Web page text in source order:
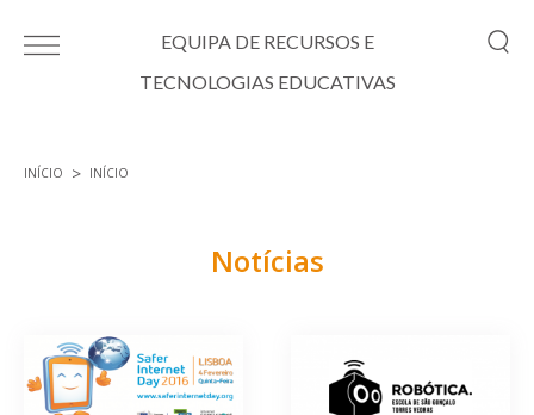
EQUIPA DE RECURSOS E
TECNOLOGIAS EDUCATIVAS
INÍCIO INÍCIO
Notícias
Páginas